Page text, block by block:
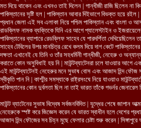
মত দিয়ে থাকেন এবং এখনও তাই দিলেন | গান্ধীজী রাজি ছিলেন না
পাকিস্তানের সৃষ্টি হল | পাকিস্তান আবার দিইভাগে বিভক্ত হয়ে
প্রধান জেলা এই সব এলাকা নিয়ে পশ্চিম পাকিস্তান এবং বাংলা ও
রাডক্লিফ নামক ব্যক্তিকে যিনি এর আগে প্যালেস্টাইন ও
পাকিস্তানের ব্যাপারে রেডক্লিফ সাহেব যে পারদর্শিতা
সাহেব টেবিলের উপর মানচিত্র রেখে কলম দিয়ে দাগ কেটে
দক্ষতা এখানেই যে তিনি ও তাঁর সহধর্মিনী গান্ধীজী, নেহেরু ও
করাতে কোন অসুবিধাই হয় নি | মাউন্টব্যাটেনরা চলে যাওয়ার আগে
এই মাউন্টব্যাটেনই নেহেরুর মনে সুভাষ বোস এবং আজাদ হিন্দ ফৌজ
স্বীকৃতি পান নি | কাশ্মীর সমস্যাকে রাষ্ট্রসংঘে নিয়ে যাওয়াও
পাকিস্তানের কোন দুর্বলতা ছিল না তাই ভারত তাঁকে গভর্নর জেনারেল
মাউন্ট ব্যাটেনের সুভাষ বিদ্বেষ সর্বজনবিদিত | যুদ্ধের শেষে জাপান
নেহেরুকে স্পষ্ট করে জিজ্ঞেস করেন যে ভারত স্বাধীন হলে দেশের
আজাদ হিন্দ ফৌজের সব চিহ্ন মুছে ফেলার চেষ্টা শুরু করেন |